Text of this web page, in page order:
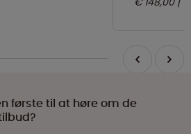
første til at høre om de